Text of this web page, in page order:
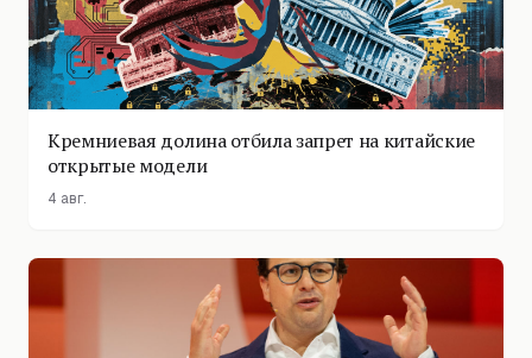
Кремниевая долина отбила запрет на китайские
открытые модели
4 авг.